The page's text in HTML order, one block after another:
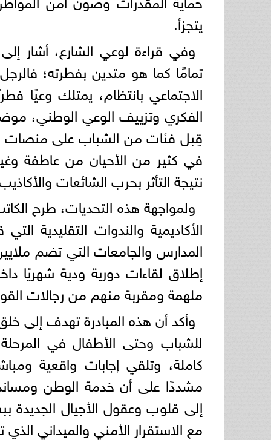
يتجزأ.
وفي قراءة لوعي الشارع، أشار
تمامًا كما هو متدين بفطرته؛
الاجتماعي بانتظام، يمتلك وعيًا
الفكري وتزييف الوعي الوطني،
قِبل فئات من الشباب على منصات
في كثير من الأحيان من عاطفة
نتيجة التأثر بحرب الشائعات
ولمواجهة هذه التحديات، طرح
الأكاديمية والندوات التقليدية
المدارس والجامعات التي تضم
إطلاق لقاءات دورية ودية شهريًا
ملهمة ومقربة منهم من رجالات
وأكد أن هذه المبادرة تهدف إلى
للشباب وحتى الأطفال في المرحلة
كاملة، وتلقي إجابات واقعية
مشددًا على أن خدمة الوطن
إلى قلوب وعقول الأجيال الجديدة
مع الاستقرار الأمني والميداني الذي